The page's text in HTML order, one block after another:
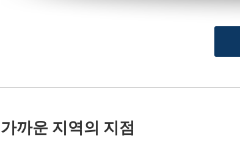
가까운 지역의 지점